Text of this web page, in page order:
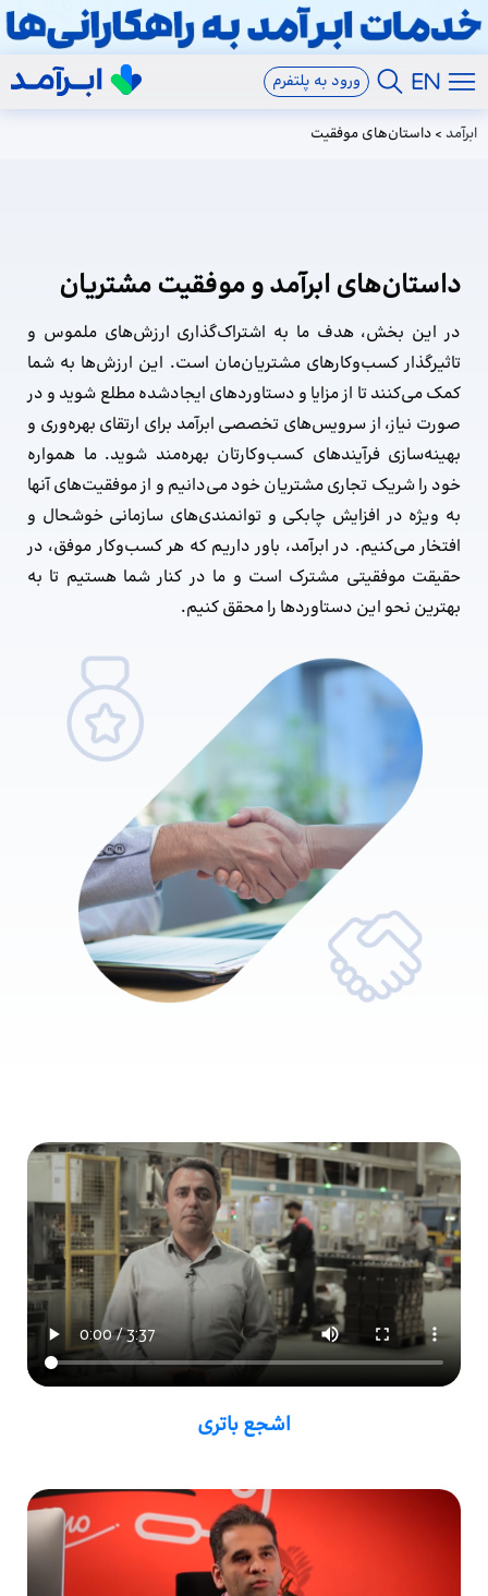
ورود به پلتفرم
ابرآمد > داستان‌های موفقیت
داستان‌‌‌های ابرآمد و موفقیت مشتریان
در این بخش، هدف ما به اشتراک‌گذاری ارزش‌های ملموس و
تاثیرگذار کسب‌وکارهای مشتریان‌مان است. این ارزش‌ها به شما
کمک می‌کنند تا از مزایا و دستاوردهای ایجادشده مطلع شوید و در
صورت نیاز، از سرویس‌های تخصصی ابرآمد برای ارتقای بهره‌وری و
بهینه‌سازی فرآیندهای کسب‌وکارتان بهره‌مند شوید. ما همواره
خود را شریک تجاری مشتریان خود می‌دانیم و از موفقیت‌های آنها
به‌ ویژه در افزایش چابکی و توانمندی‌های سازمانی خوشحال و
افتخار می‌کنیم. در ابرآمد، باور داریم که هر کسب‌وکار موفق، در
حقیقت موفقیتی مشترک است و ما در کنار شما هستیم تا به
بهترین نحو این دستاوردها را محقق کنیم.
اشجع باتری